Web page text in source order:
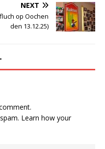
NEXT
op Oochen
den 13.12.25)
Learn how your